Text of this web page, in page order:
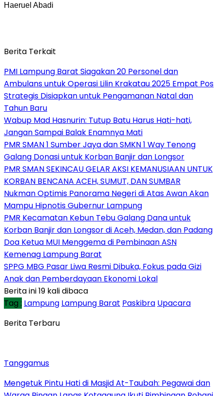
Haeruel Abadi
Berita Terkait
PMI Lampung Barat Siagakan 20 Personel dan
Ambulans untuk Operasi Lilin Krakatau 2025 Empat Pos
Strategis Disiapkan untuk Pengamanan Natal dan
Tahun Baru
Wabup Mad Hasnurin: Tutup Batu Harus Hati-hati,
Jangan Sampai Balak Enamnya Mati
PMR SMAN 1 Sumber Jaya dan SMKN 1 Way Tenong
Galang Donasi untuk Korban Banjir dan Longsor
PMR SMAN SEKINCAU GELAR AKSI KEMANUSIAAN UNTUK
KORBAN BENCANA ACEH, SUMUT, DAN SUMBAR
Nukman Optimis Panorama Negeri di Atas Awan Akan
Mampu Hipnotis Gubernur Lampung
PMR Kecamatan Kebun Tebu Galang Dana untuk
Korban Banjir dan Longsor di Aceh, Medan, dan Padang
Doa Ketua MUI Menggema di Pembinaan ASN
Kemenag Lampung Barat
SPPG MBG Pasar Liwa Resmi Dibuka, Fokus pada Gizi
Anak dan Pemberdayaan Ekonomi Lokal
Berita ini 19 kali dibaca
Tag : Lampung Lampung Barat Paskibra Upacara
Berita Terbaru
Tanggamus
Mengetuk Pintu Hati di Masjid At-Taubah: Pegawai dan